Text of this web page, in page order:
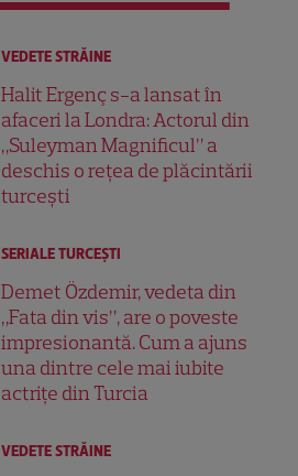
VEDETE STRĂINE
Halit Ergenç s-a lansat în
afaceri la Londra: Actorul din
„Suleyman Magnificul” a
deschis o rețea de plăcintării
turcești
SERIALE TURCEŞTI
Demet Özdemir, vedeta din
„Fata din vis”, are o poveste
impresionantă. Cum a ajuns
una dintre cele mai iubite
actrițe din Turcia
VEDETE STRĂINE